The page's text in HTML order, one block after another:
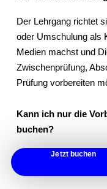
Der Lehrgang richtet
oder Umschulung als
Medien machst und
Zwischenprüfung,
Prüfung vorbereiten
Kann ich nur die
buchen?
Ja. Du kannst Teil 1
auf die
Jetzt buchen